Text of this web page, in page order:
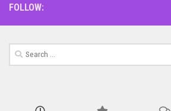
FOLLOW:
Search
for: